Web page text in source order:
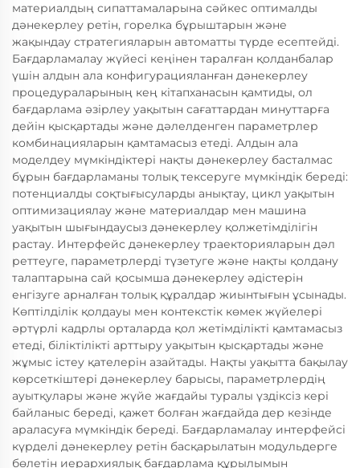
материалдың сипаттамаларына сәйкес оптималды
дәнекерлеу ретін, горелка бұрыштарын және
жақындау стратегияларын автоматты түрде есептейді.
Бағдарламалау жүйесі кеңінен таралған қолданбалар
үшін алдын ала конфигурацияланған дәнекерлеу
процедураларының кең кітапханасын қамтиды, ол
бағдарлама әзірлеу уақытын сағаттардан минуттарға
дейін қысқартады және дәлелденген параметрлер
комбинацияларын қамтамасыз етеді. Алдын ала
моделдеу мүмкіндіктері нақты дәнекерлеу басталмас
бұрын бағдарламаны толық тексеруге мүмкіндік береді:
потенциалды соқтығысуларды анықтау, цикл уақытын
оптимизациялау және материалдар мен машина
уақытын шығындаусыз дәнекерлеу қолжетімділігін
растау. Интерфейс дәнекерлеу траекторияларын дәл
реттеуге, параметрлерді түзетуге және нақты қолдану
талаптарына сай қосымша дәнекерлеу әдістерін
енгізуге арналған толық құралдар жиынтығын ұсынады.
Көптілділік қолдауы мен контекстік көмек жүйелері
әртүрлі кадрлы орталарда қол жетімділікті қамтамасыз
етеді, біліктілікті арттыру уақытын қысқартады және
жұмыс істеу қателерін азайтады. Нақты уақытта бақылау
көрсеткіштері дәнекерлеу барысы, параметрлердің
ауытқулары және жүйе жағдайы туралы үздіксіз кері
байланыс береді, қажет болған жағдайда дер кезінде
араласуға мүмкіндік береді. Бағдарламалау интерфейсі
күрделі дәнекерлеу ретін басқарылатын модульдерге
бөлетін иерархиялық бағдарлама құрылымын